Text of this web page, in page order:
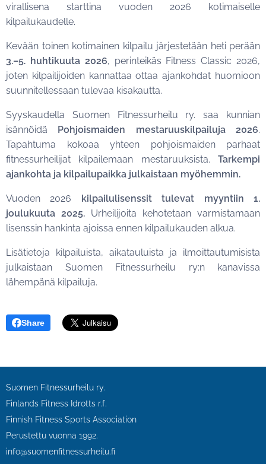
virallisena starttina vuoden 2026 kotimaiselle
kilpailukaudelle.
Kevään toinen kotimainen kilpailu järjestetään heti perään
3.–5. huhtikuuta 2026, perinteikäs Fitness Classic 2026,
joten kilpailijoiden kannattaa ottaa ajankohdat huomioon
suunnitellessaan tulevaa kisakautta.
Syyskaudella Suomen Fitnessurheilu ry. saa kunnian
isännöidä Pohjoismaiden mestaruuskilpailuja 2026.
Tapahtuma kokoaa yhteen pohjoismaiden parhaat
fitnessurheilijat kilpailemaan mestaruuksista. Tarkempi
ajankohta ja kilpailupaikka julkaistaan myöhemmin.
Vuoden 2026 kilpailulisenssit tulevat myyntiin 1.
joulukuuta 2025. Urheilijoita kehotetaan varmistamaan
lisenssin hankinta ajoissa ennen kilpailukauden alkua.
Lisätietoja kilpailuista, aikatauluista ja ilmoittautumisista
julkaistaan Suomen Fitnessurheilu ry:n kanavissa
lähempänä kilpailuja.
Share
Suomen Fitnessurheilu ry.
Finlands Fitness Idrotts r.f.
Finnish Fitness Sports Association
Perustettu vuonna 1992.
info@suomenfitnessurheilu.fi